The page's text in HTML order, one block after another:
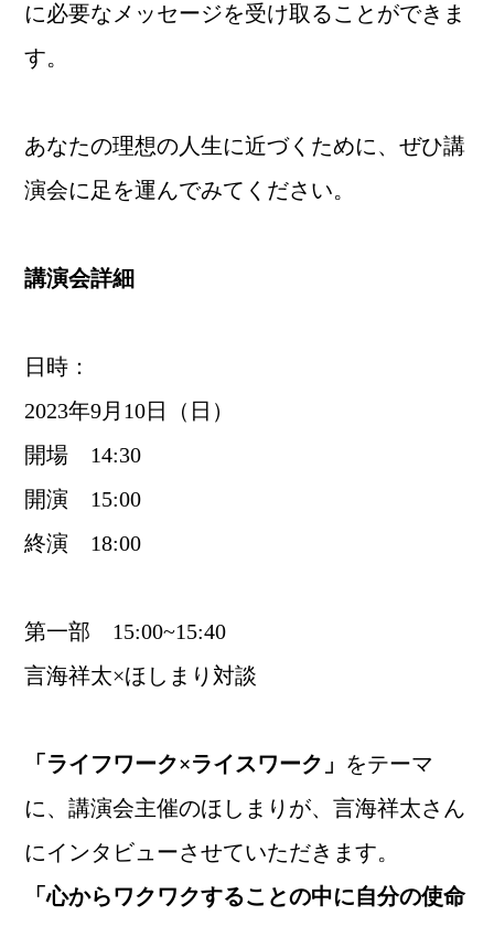
に必要なメッセージを受け取ることができま
す。
あなたの理想の人生に近づくために、ぜひ講
演会に足を運んでみてください。
講演会詳細
日時：
2023年9月10日（日）
開場 14:30
開演 15:00
終演 18:00
第一部 15:00~15:40
言海祥太×ほしまり対談
「ライフワーク×ライスワーク」 をテーマ
に、講演会主催のほしまりが、言海祥太さん
にインタビューさせていただきます。
「心からワクワクすることの中に自分の使命